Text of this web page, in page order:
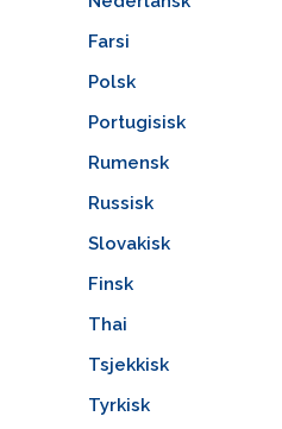
Farsi
Polsk
Portugisisk
Rumensk
Russisk
Slovakisk
Finsk
Thai
Tsjekkisk
Tyrkisk